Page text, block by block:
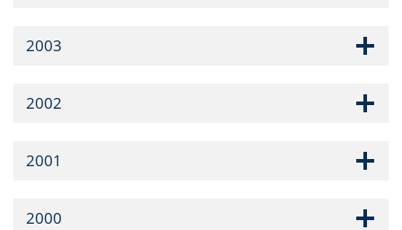
2003
2002
2001
2000